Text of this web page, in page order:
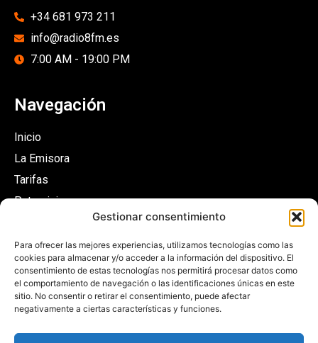
Gestionar consentimiento
Para ofrecer las mejores experiencias, utilizamos tecnologías como las
cookies para almacenar y/o acceder a la información del dispositivo. El
consentimiento de estas tecnologías nos permitirá procesar datos como
el comportamiento de navegación o las identificaciones únicas en este
sitio. No consentir o retirar el consentimiento, puede afectar
negativamente a ciertas características y funciones.
+34 681 973 211
info@radio8fm.es
7:00 AM - 19:00 PM
Navegación
Inicio
La Emisora
Tarifas
Patrocinios
Escúchanos
EN DIRECTO